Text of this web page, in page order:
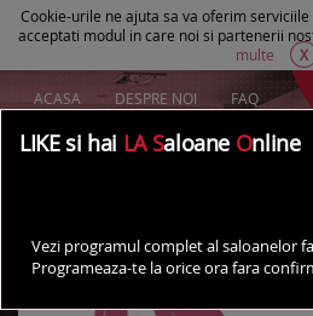
Cookie-urile ne ajuta sa va oferim
acceptati modul in care noi si partenerii
multe
X
ACASA DESPRE NOI FAQ
AI UN SALON?
LIKE si hai LA Saloane Online
Vezi programul complet al saloanelor
Programeaza-te la orice ora fara